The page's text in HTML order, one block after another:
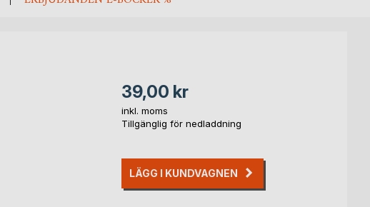
39,00 kr
inkl. moms
Tillgänglig för nedladdning
LÄGG I KUNDVAGNEN